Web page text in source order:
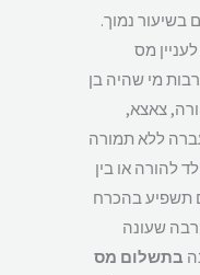
נמוך.
מס
מי שהיה בן
צאצא,
ללא תמורה
או בין
בהכרח
שעונה
בתשלום מס